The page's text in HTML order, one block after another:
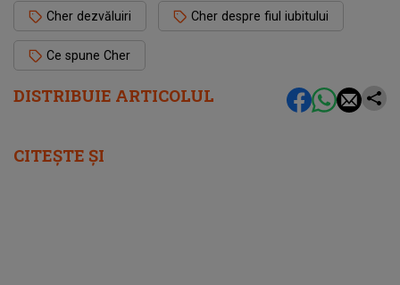
DISTRIBUIE ARTICOLUL
Cher dezvăluiri Cher despre fiul iubitului
Ce spune Cher
CITEȘTE ȘI